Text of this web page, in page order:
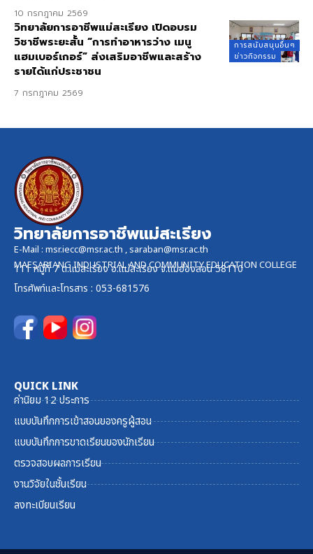
10 กรกฎาคม 2569
การสนับสนุนอื่นๆ
ข่าวกิจกรรม
วิทยาลัยการอาชีพแม่สะเรียง เปิดอบรม
วิชาชีพระยะสั้น “การทำอาหารว่าง เมนู
แฮมเบอร์เกอร์” ส่งเสริมอาชีพและสร้าง
รายได้แก่ประชาชน
7 กรกฎาคม 2569
วิทยาลัยการอาชีพแม่สะเรียง
E-Mail : msr.iecc@msr.ac.th ,saraban@msr.ac.th
MAESARIANG INDUSTRIAL AND COMMUNITY EDUCATION COLLEGE
111 หมู่ที่ 7 ต.แม่สะเรียง อ.แม่สะเรียง จ.แม่ฮ่องสอน 58110
โทรศัพท์และโทรสาร : 053-681576
QUICK LINK
ค่านิยม 12 ประการ
แบบบันทึกการเข้าสอนของครูผู้สอน
แบบบันทึกการขาดเรียนของนักเรียน
ตรวจสอบผลการเรียน
งานวิจัยในชั้นเรียน
ลงทะเบียนเรียน